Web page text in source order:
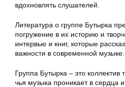
вдохновлять слушателей.
Литература о группе Бутырка
погружение в их историю и
интервью и книг, которые
важности в современной музыке.
Группа Бутырка – это коллектив
чья музыка проникает в сердца